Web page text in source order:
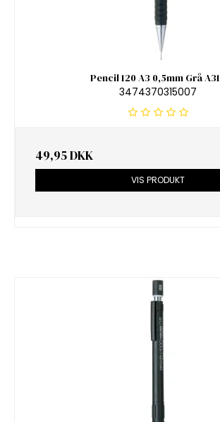
Pencil 120 A3 0,5mm Grå
3474370315007
49,95 DKK
VIS PRODUKT